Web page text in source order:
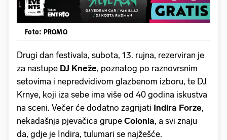
Foto: PROMO
Drugi dan festivala, subota, 13. rujna, rezerviran je
za nastupe DJ Kneže, poznatog po raznovrsnim
setovima i nepredvidivom glazbenom izboru, te DJ
Krnye, koji iza sebe ima više od 40 godina iskustva
na sceni. Večer će dodatno zagrijati Indira Forze,
nekadašnja pjevačica grupe Colonia, a svi znaju
da, gdje je Indira, tulumari se najžešće.